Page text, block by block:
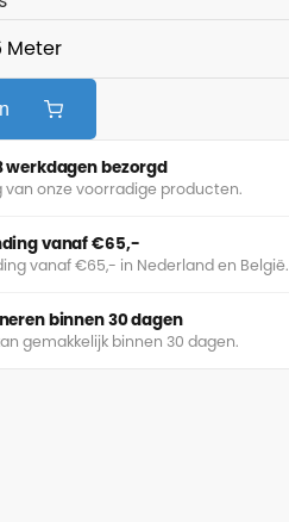
werkdagen bezorgd
van onze voorradige producten.
vanaf €65,-
vanaf €65,- in Nederland en België.
binnen 30 dagen
gemakkelijk binnen 30 dagen.